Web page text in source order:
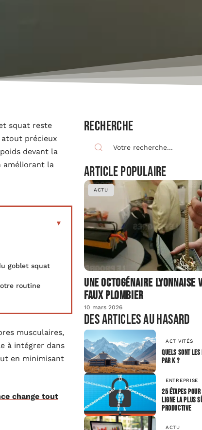
squat reste
précieux
devant la
améliorant la
goblet squat
routine
musculaires,
à intégrer dans
en minimisant
change tout
Recherche
Article populaire
ACTU
Une octogénaire lyonnaise
faux plombier
10 mars 2026
Des articles au hasard
ACTIVITÉS
Quels sont les
par K ?
ENTREPRISE
25 étapes
ligne la plus
productive
ACTU